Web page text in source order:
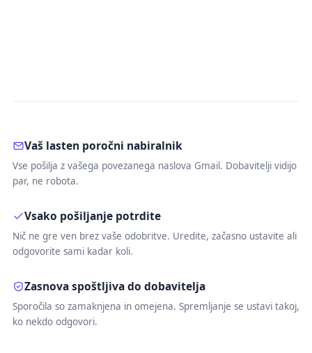
Vaš lasten poročni nabiralnik
Vse pošilja z vašega povezanega naslova Gmail. Dobavitelji vidijo
par, ne robota.
Vsako pošiljanje potrdite
Nič ne gre ven brez vaše odobritve. Uredite, začasno ustavite ali
odgovorite sami kadar koli.
Zasnova spoštljiva do dobavitelja
Sporočila so zamaknjena in omejena. Spremljanje se ustavi takoj,
ko nekdo odgovori.